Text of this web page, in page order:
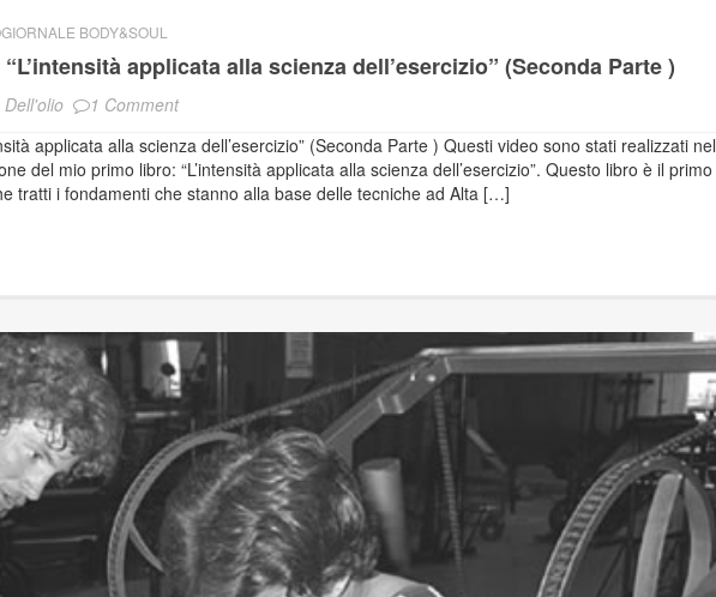
BODY&SOUL
applicata alla scienza dell’esercizio” (Seconda Parte )
Dell'olio
1 Comment
applicata alla scienza dell’esercizio” (Seconda Parte ) Questi video sono stati realizzati nel
del mio primo libro: “L’intensità applicata alla scienza dell’esercizio”. Questo libro è il primo
tratti i fondamenti che stanno alla base delle tecniche ad Alta […]